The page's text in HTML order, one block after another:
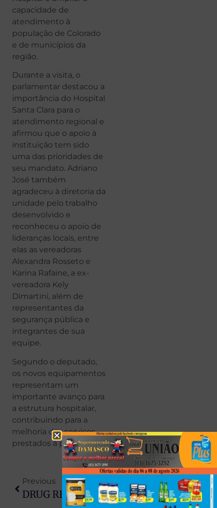
capacidade de
atendimento à
população de Colorado
e de municípios da
região.
Durante a visita, o
parlamentar destacou a
importância do Hospital
Santa Clara para o
atendimento regional e
afirmou que o apoio à
instituição tem sido
uma das prioridades de
seu mandato. Adriano
José também
agradeceu à diretoria da
unidade pelo trabalho
desenvolvido e
reconheceu o apoio de
lideranças locais, entre
elas as vereadoras
Alexandra Rosseto e
Karina Rafaine, a ex-
vereadora Kely
Dimartini, além de
representantes da
segurança pública e
integrantes de sua
equipe.
Segundo o deputado,
os novos equipamentos
representam um
importante avanço para
a estrutura hospitalar,
contribuindo para a
melhoria dos serviços
prestados à população.
Previous
DRUG REPURPOSING — FEBENDAZOL, MEBENDAZOL E IVERMECTINA
Next
A Armadilha Da Produtividade: Como A Cultura Do ‘sempre Ocupado’ Alimenta O Burnout